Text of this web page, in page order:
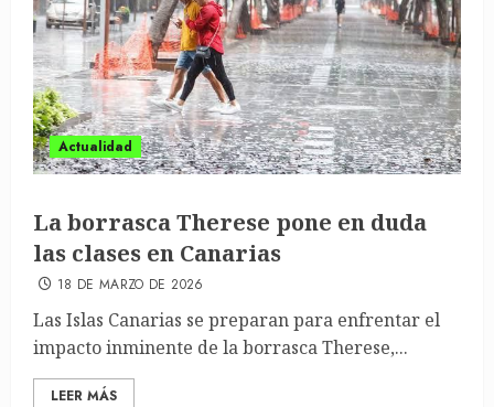
Actualidad
La borrasca Therese pone en duda
las clases en Canarias
18 DE MARZO DE 2026
Las Islas Canarias se preparan para enfrentar el
impacto inminente de la borrasca Therese,...
LEER MÁS